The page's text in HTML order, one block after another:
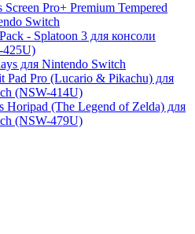
Pro+ Premium Tempered
Switch
- Splatoon 3 для консоли
425U)
для Nintendo Switch
Pro (Lucario & Pikachu) для
(NSW-414U)
Horipad (The Legend of Zelda) для
(NSW-479U)